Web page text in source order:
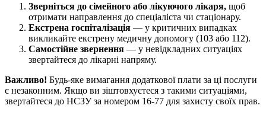
Зверніться до сімейного або лікуючого лікаря, щоб
отримати направлення до спеціаліста чи стаціонару.
Екстрена госпіталізація — у критичних випадках
викликайте екстрену медичну допомогу (103 або 112).
Самостійне звернення — у невідкладних ситуаціях
звертайтеся до лікарні напряму.
Важливо! Будь-яке вимагання додаткової плати за ці послуги
є незаконним. Якщо ви зіштовхуєтеся з такими ситуаціями,
звертайтеся до НСЗУ за номером 16-77 для захисту своїх прав.